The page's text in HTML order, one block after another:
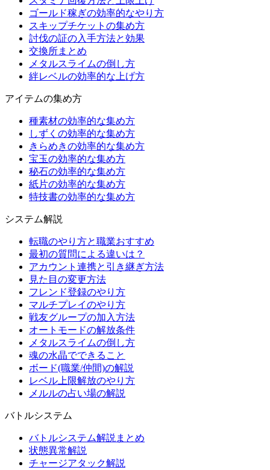
ゴールド稼ぎの効率的なやり方
スキップチケットの集め方
討伐の証の入手方法と効果
交換所まとめ
メタルスライムの倒し方
絆レベルの効率的な上げ方
アイテムの集め方
種素材の効率的な集め方
しずくの効率的な集め方
きらめきの効率的な集め方
宝玉の効率的な集め方
秘石の効率的な集め方
紙片の効率的な集め方
特技書の効率的な集め方
システム解説
転職のやり方と職業おすすめ
最初の質問による違いは？
アカウント連携と引き継ぎ方法
見た目の変更方法
フレンド登録のやり方
マルチプレイのやり方
戦友グループの加入方法
オートモードの解放条件
メタルスライムの倒し方
魂の水晶でできること
ボード(職業/仲間)の解説
レベル上限解放のやり方
メルルの占い場の解説
バトルシステム
バトルシステム解説まとめ
状態異常解説
チャージアタック解説